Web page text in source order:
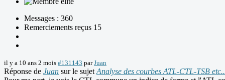
Messages : 360
Remerciements reçus 15
il y a 10 ans 2 mois #131143 parJuan
Réponse de Juan sur le sujet Analyse des courbes ATL-CTL-TSB